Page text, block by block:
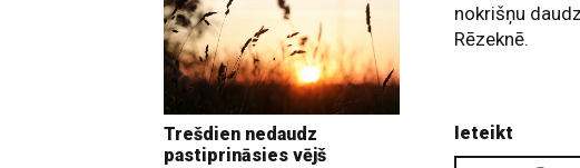
Trešdien nedaudz
pastiprināsies vējš
nokrišņu
Rēzeknē.
Ieteikt